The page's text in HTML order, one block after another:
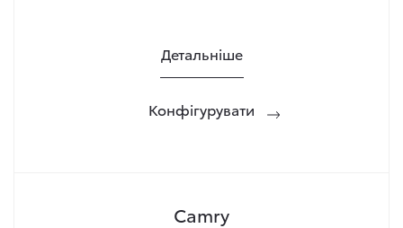
Детальніше
Конфігурувати
Camry